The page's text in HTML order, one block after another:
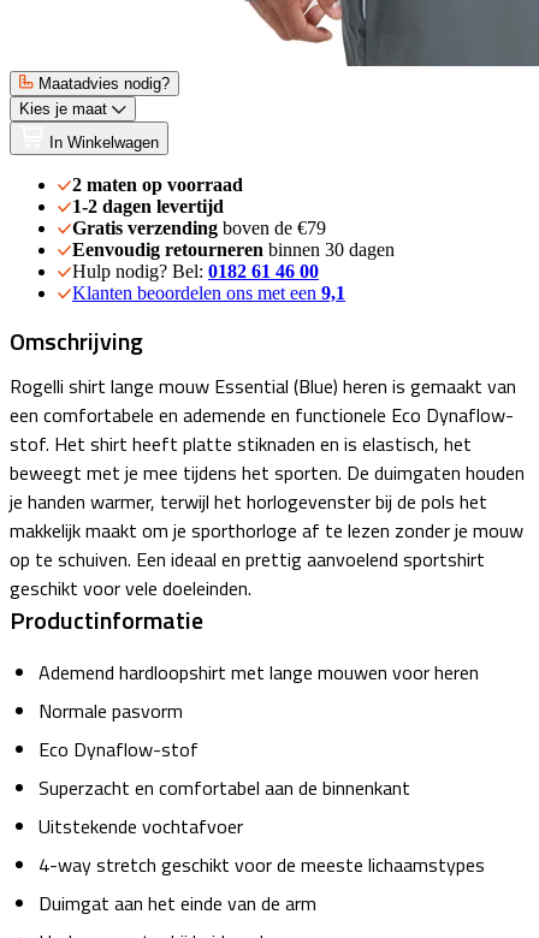
Maatadvies nodig?
Kies je maat
In Winkelwagen
2 maten op voorraad
1-2 dagen levertijd
Gratis verzending boven de €79
Eenvoudig retourneren binnen 30 dagen
Hulp nodig? Bel: 0182 61 46 00
Klanten beoordelen ons met een 9,1
Omschrijving
Rogelli shirt lange mouw Essential (Blue) heren is gemaakt van
een comfortabele en ademende en functionele Eco Dynaflow-
stof. Het shirt heeft platte stiknaden en is elastisch, het
beweegt met je mee tijdens het sporten. De duimgaten houden
je handen warmer, terwijl het horlogevenster bij de pols het
makkelijk maakt om je sporthorloge af te lezen zonder je mouw
op te schuiven. Een ideaal en prettig aanvoelend sportshirt
geschikt voor vele doeleinden.
Productinformatie
Ademend hardloopshirt met lange mouwen voor heren
Normale pasvorm
Eco Dynaflow-stof
Superzacht en comfortabel aan de binnenkant
Uitstekende vochtafvoer
4-way stretch geschikt voor de meeste lichaamstypes
Duimgat aan het einde van de arm